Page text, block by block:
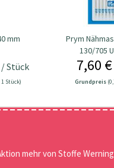
mm
/ Stück
1 Stück)
Prym
130/705
7,60
Grundpreis
mehr von Stoffe